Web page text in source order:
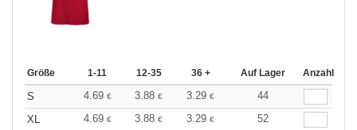
Größe 1-11 12-35 36 + Auf Lager Anzahl
S 4.69 € 3.88 € 3.29 €
44
XL
4.69 € 3.88 € 3.29 €
52